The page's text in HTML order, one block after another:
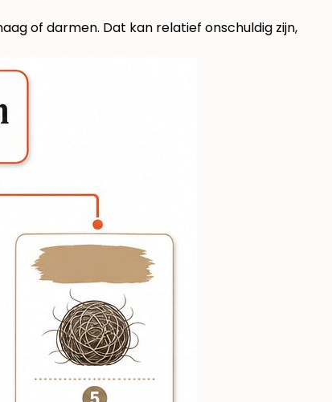
of darmen. Dat kan relatief onschuldig zijn,